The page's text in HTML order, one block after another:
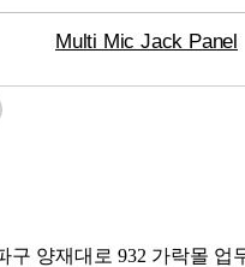
Multi Mic Jack Panel
구 양재대로 932 가락몰 업